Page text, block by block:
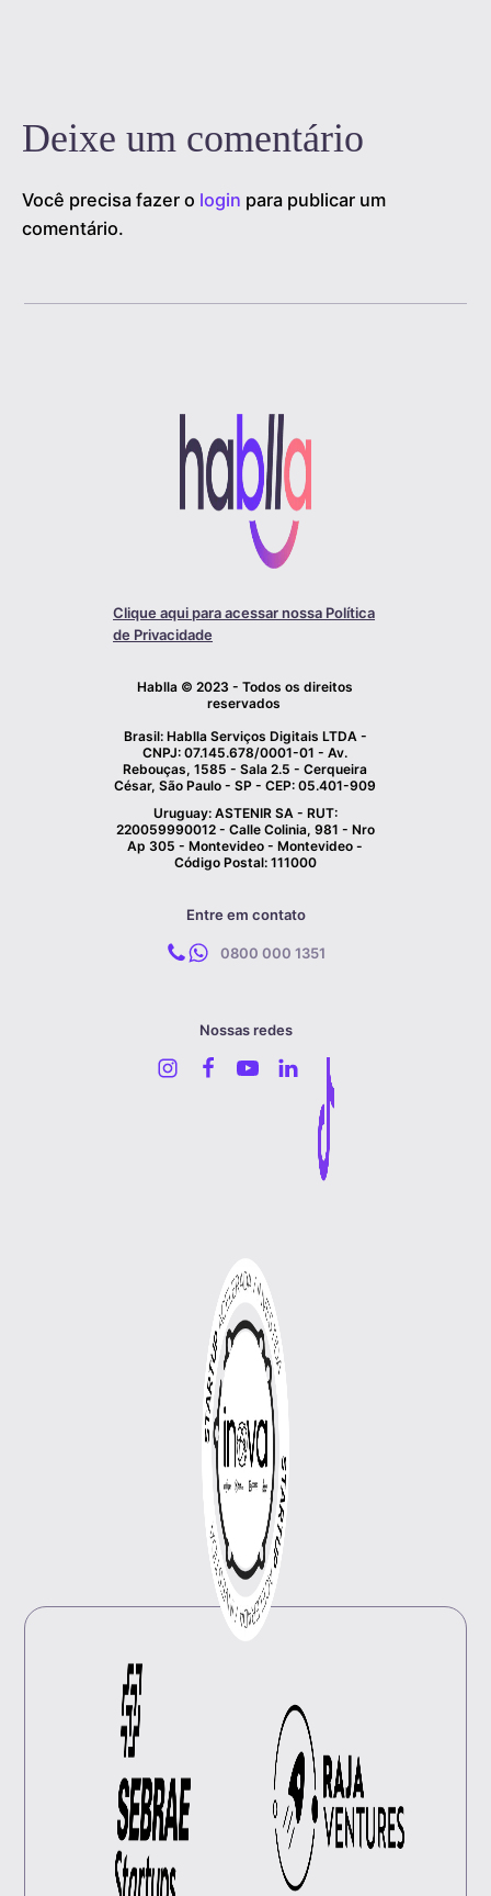
Deixe um comentário
Você precisa fazer o login para publicar um
comentário.
Clique aqui para acessar nossa Política
de Privacidade
Hablla © 2023 - Todos os direitos
reservados
Brasil: Hablla Serviços Digitais LTDA -
CNPJ: 07.145.678/0001-01 - Av.
Rebouças, 1585 - Sala 2.5 - Cerqueira
César, São Paulo - SP - CEP: 05.401-909
Uruguay: ASTENIR SA - RUT:
220059990012 - Calle Colinia, 981 - Nro
Ap 305 - Montevideo - Montevideo -
Código Postal: 111000
Entre em contato
0800 000 1351
Nossas redes